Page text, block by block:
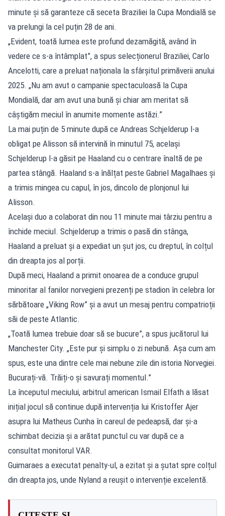
minute și să garanteze că seceta Braziliei la Cupa Mondială se
va prelungi la cel puțin 28 de ani.
„Evident, toată lumea este profund dezamăgită, având în
vedere ce s-a întâmplat”, a spus selecționerul Braziliei, Carlo
Ancelotti, care a preluat naționala la sfârșitul primăverii anului
2025. „Nu am avut o campanie spectaculoasă la Cupa
Mondială, dar am avut una bună și chiar am meritat să
câștigăm meciul în anumite momente astăzi.”
La mai puțin de 5 minute după ce Andreas Schjelderup l-a
obligat pe Alisson să intervină în minutul 75, același
Schjelderup l-a găsit pe Haaland cu o centrare înaltă de pe
partea stângă. Haaland s-a înălțat peste Gabriel Magalhaes și
a trimis mingea cu capul, în jos, dincolo de plonjonul lui
Alisson.
Același duo a colaborat din nou 11 minute mai târziu pentru a
închide meciul. Schjelderup a trimis o pasă din stânga,
Haaland a preluat și a expediat un șut jos, cu dreptul, în colțul
din dreapta jos al porții.
După meci, Haaland a primit onoarea de a conduce grupul
minoritar al fanilor norvegieni prezenți pe stadion în celebra lor
sărbătoare „Viking Row” și a avut un mesaj pentru compatrioții
săi de peste Atlantic.
„Toată lumea trebuie doar să se bucure”, a spus jucătorul lui
Manchester City. „Este pur și simplu o zi nebună. Așa cum am
spus, este una dintre cele mai nebune zile din istoria Norvegiei.
Bucurați-vă. Trăiți-o și savurați momentul.”
La începutul meciului, arbitrul american Ismail Elfath a lăsat
inițial jocul să continue după intervenția lui Kristoffer Ajer
asupra lui Matheus Cunha în careul de pedeapsă, dar și-a
schimbat decizia și a arătat punctul cu var după ce a
consultat monitorul VAR.
Guimaraes a executat penalty-ul, a ezitat și a șutat spre colțul
din dreapta jos, unde Nyland a reușit o intervenție excelentă.